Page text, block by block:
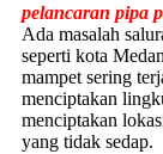
pelancaran pipa
Ada masalah
seperti kota
mampet sering
menciptakan
menciptakan
yang tidak sedap.